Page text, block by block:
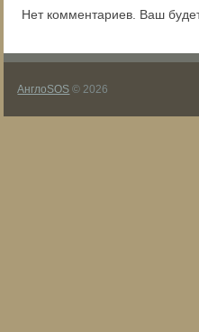
Нет комментариев. Ваш
АнглоSOS © 2026